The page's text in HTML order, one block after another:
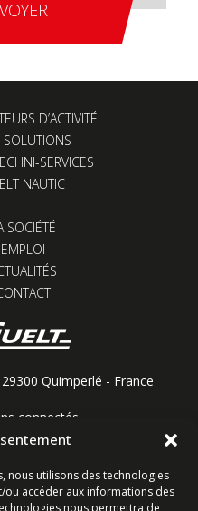
nous utilisons des technologies
accéder aux informations des
nous permettra de
D’ACTIVITÉ
SERVICES
NAUTIC
SOCIÉTÉ
EMPLOI
Quimperlé - France
connectés